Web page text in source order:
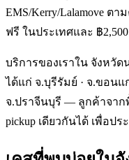
EMS/Kerry/Lalamove ต
ฟรี ในประเทศและ ฿
บริการของเราใน จังหวั
ได้แก่ จ.บุรีรัมย์ · จ.ขอนแ
จ.ปราจีนบุรี — ลูกค้าจาก
pickup เดียวกันได้ เพื่อป